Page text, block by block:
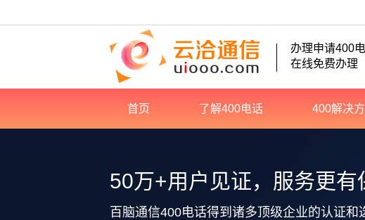
办理申请400
在线免费办理
首页 了解400电话 400解决
50万+用户见证，服务更有
百脑通信400电话得到诸多顶级企业的认证和